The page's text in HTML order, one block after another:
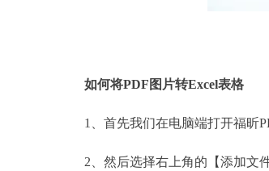
如何将PDF图片转Excel表格
1、首先我们在电脑端打开福昕
2、然后选择右上角的【添加文件